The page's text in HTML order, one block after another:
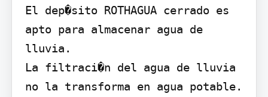
El dep�sito ROTHAGUA cerrado es
apto para almacenar agua de
lluvia.
La filtraci�n del agua de lluvia
no la transforma en agua potable.